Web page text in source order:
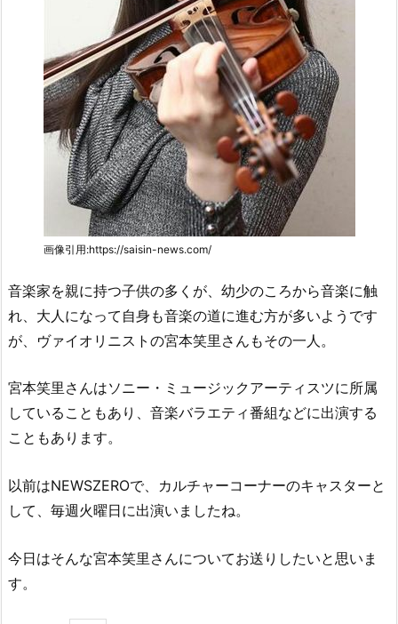
画像引用:https://saisin-news.com/
音楽家を親に持つ子供の多くが、幼少のころから音楽に触
れ、大人になって自身も音楽の道に進む方が多いようです
が、ヴァイオリニストの宮本笑里さんもその一人。
宮本笑里さんはソニー・ミュージックアーティスツに所属
していることもあり、音楽バラエティ番組などに出演する
こともあります。
以前はNEWSZEROで、カルチャーコーナーのキャスターと
して、毎週火曜日に出演いましたね。
今日はそんな宮本笑里さんについてお送りしたいと思いま
す。